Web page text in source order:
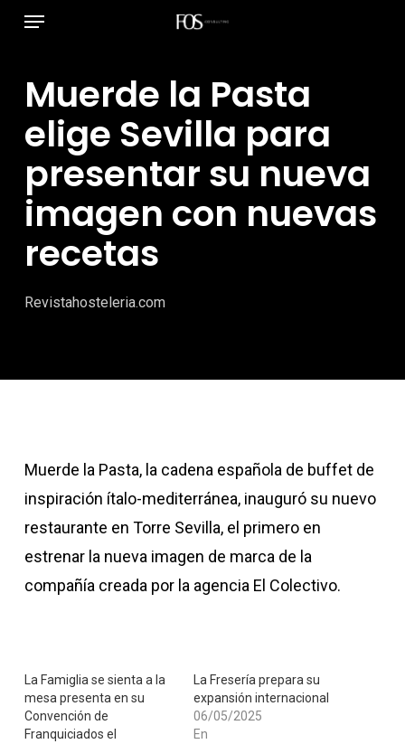
principal
Menú
Muerde la Pasta
elige Sevilla para
presentar su nueva
imagen con nuevas
recetas
Revistahosteleria.com
Muerde la Pasta, la cadena española de buffet de
inspiración ítalo-mediterránea, inauguró su nuevo
restaurante en Torre Sevilla, el primero en
estrenar la nueva imagen de marca de la
compañía creada por la agencia El Colectivo.
La Famiglia se sienta a la
mesa presenta en su
Convención de
Franquiciados el
La Fresería prepara su
expansión internacional
06/05/2025
En